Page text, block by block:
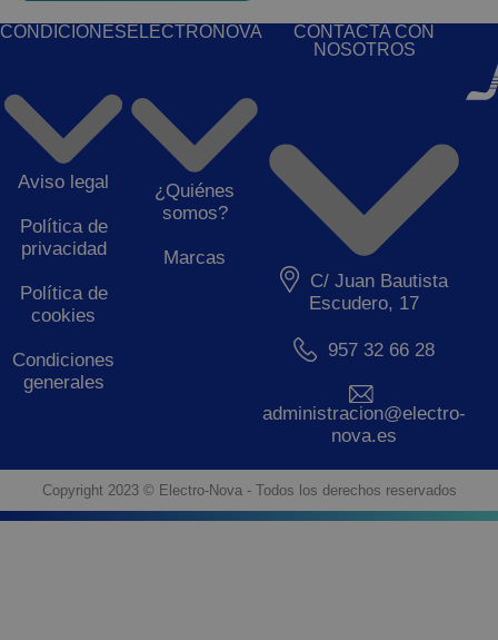
CONDICIONES
Aviso legal
Política de
privacidad
Política de
cookies
Condiciones
generales
ELECTRONOVA
¿Quiénes
somos?
Marcas
CONTACTA CON
NOSOTROS
C/ Juan Bautista
Escudero, 17
957 32 66 28
administracion@electro-
nova.es
Copyright 2023 © Electro-Nova - Todos los derechos reservados